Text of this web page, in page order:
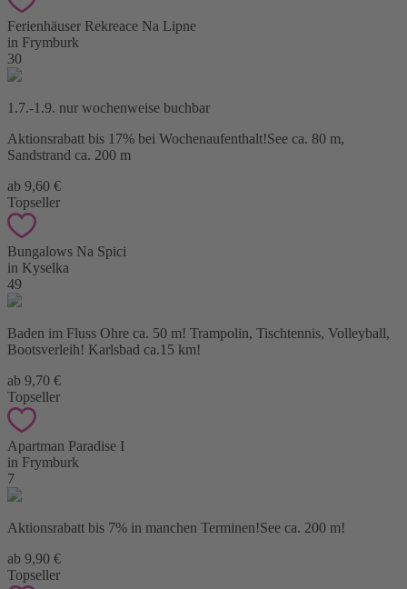
Ferienhäuser Rekreace Na Lipne
in Frymburk
30
1.7.-1.9. nur wochenweise buchbar
Aktionsrabatt bis 17% bei Wochenaufenthalt!See ca. 80 m,
Sandstrand ca. 200 m
ab 9,60 €
Topseller
Bungalows Na Spici
in Kyselka
49
Baden im Fluss Ohre ca. 50 m! Trampolin, Tischtennis, Volleyball,
Bootsverleih! Karlsbad ca.15 km!
ab 9,70 €
Topseller
Apartman Paradise I
in Frymburk
7
Aktionsrabatt bis 7% in manchen Terminen!See ca. 200 m!
ab 9,90 €
Topseller